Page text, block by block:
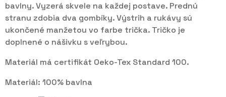
bavlny. Vyzerá skvele na každej postave. Prednú
stranu zdobia dva gombíky. Výstrih a rukávy sú
ukončené manžetou vo farbe trička. Tričko je
doplnené o nášivku s veľrybou.
Materiál má certifikát Oeko-Tex Standard 100.
Materiál: 100% bavlna